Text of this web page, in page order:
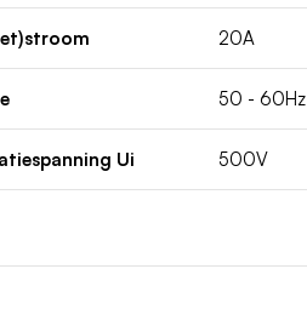
20A
50 - 60Hz
Ui 500V